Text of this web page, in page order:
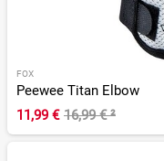
FOX
Peewee Titan Elbow
11,99 € 16,99 €²